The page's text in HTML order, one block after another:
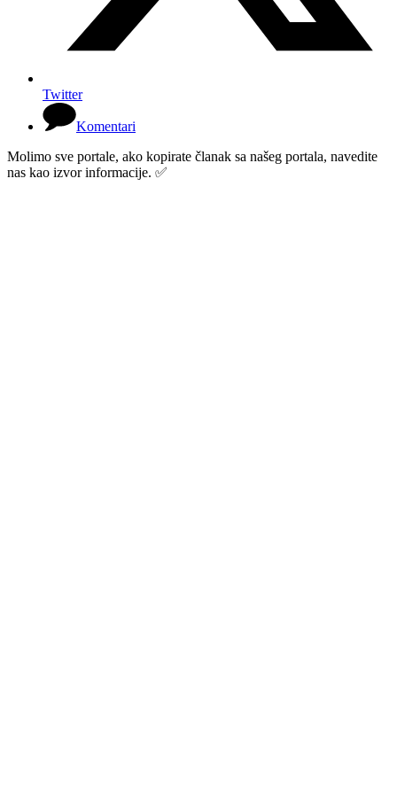
Twitter
Komentari
Molimo sve portale, ako kopirate članak sa našeg portala, navedite
nas kao izvor informacije. ✅